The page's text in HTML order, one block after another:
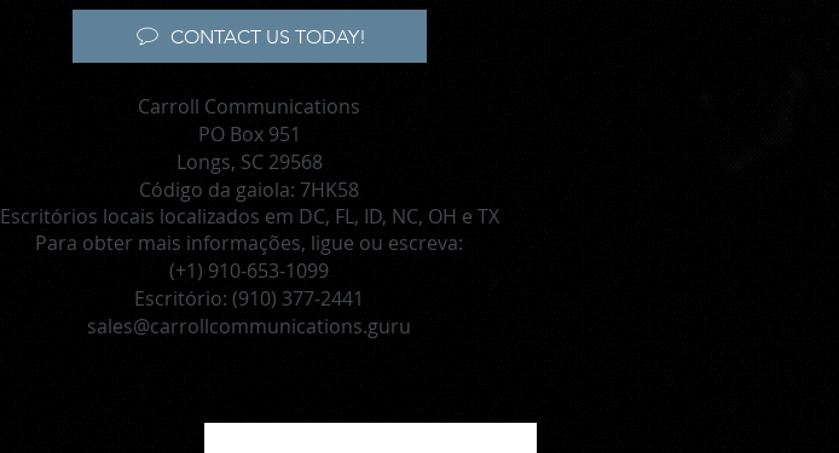
CONTACT US TODAY!
Carroll Communications
PO Box 951
Longs, SC 29568
Código da gaiola: 7HK58
Escritórios locais localizados em DC, FL, ID, NC, OH e TX
Para obter mais informações, ligue ou escreva:
(+1) 910-653-1099
Escritório: (910) 377-2441
sales@carrollcommunications.guru